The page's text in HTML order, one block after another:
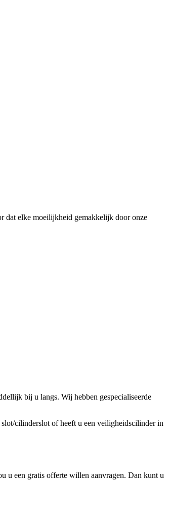
dat elke moeilijkheid gemakkelijk door onze
bij u langs. Wij hebben gespecialiseerde
slot/cilinderslot of heeft u een veiligheidscilinder in
u een gratis offerte willen aanvragen. Dan kunt u